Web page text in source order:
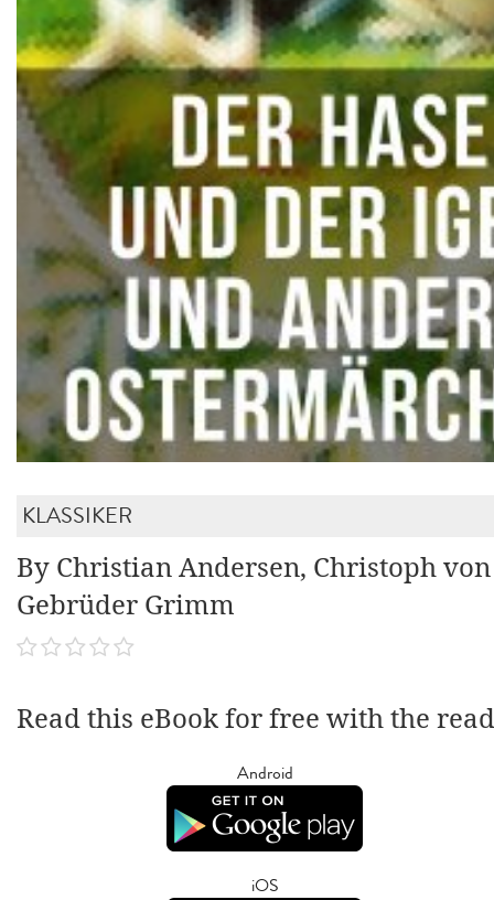
KLASSIKER
By Christian Andersen, Christoph
Gebrüder Grimm
Read this eBook for free with the
Android
iOS